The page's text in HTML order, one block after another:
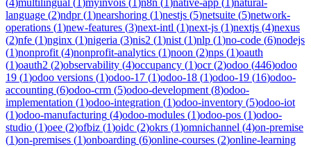
language (2)ndpr(1)nearshoring (1)nestjs (5)netsuite (5)network-
operations (1)new-features (3)next-intl (1)next-js (1)nextjs (4)nexus
(2)nfe (1)nginx (1)nigeria (3)nis2 (1)nist (1)nlp (1)no-code (6)nodejs
(1)nonprofit (4)nonprofit-analytics (1)noon (2)nps (1)oauth
(1)oauth2 (2)observability (4)occupancy (1)ocr(2)odoo (446)odoo
19 (1)odoo versions (1)odoo-17 (1)odoo-18 (1)odoo-19 (16)odoo-
accounting (6)odoo-crm (5)odoo-development (8)odoo-
implementation (1)odoo-integration (1)odoo-inventory (5)odoo-iot
(1)odoo-manufacturing (4)odoo-modules (1)odoo-pos (1)odoo-
studio (1)oee (2)ofbiz (1)oidc (2)okrs (1)omnichannel (4)on-premise
(1)on-premises (1)onboarding (6)online-courses (2)online-learning